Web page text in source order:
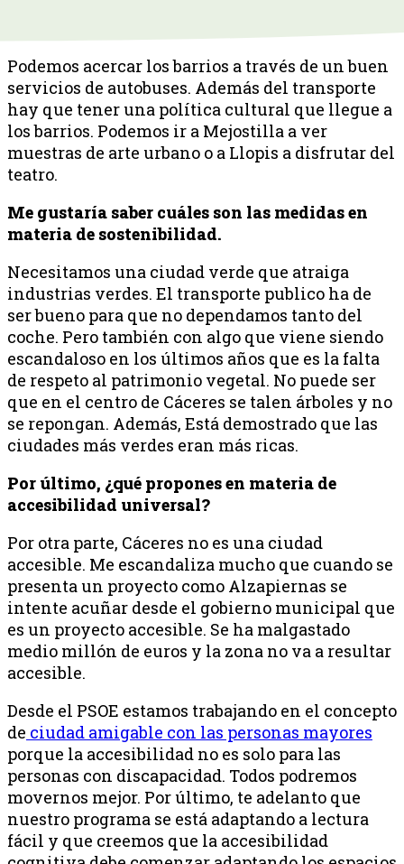
Podemos acercar los barrios a través de un buen
servicios de autobuses. Además del transporte
hay que tener una política cultural que llegue a
los barrios. Podemos ir a Mejostilla a ver
muestras de arte urbano o a Llopis a disfrutar del
teatro.
Me gustaría saber cuáles son las medidas en
materia de sostenibilidad.
Necesitamos una ciudad verde que atraiga
industrias verdes. El transporte publico ha de
ser bueno para que no dependamos tanto del
coche. Pero también con algo que viene siendo
escandaloso en los últimos años que es la falta
de respeto al patrimonio vegetal. No puede ser
que en el centro de Cáceres se talen árboles y no
se repongan. Además, Está demostrado que las
ciudades más verdes eran más ricas.
Por último, ¿qué propones en materia de
accesibilidad universal?
Por otra parte, Cáceres no es una ciudad
accesible. Me escandaliza mucho que cuando se
presenta un proyecto como Alzapiernas se
intente acuñar desde el gobierno municipal que
es un proyecto accesible. Se ha malgastado
medio millón de euros y la zona no va a resultar
accesible.
Desde el PSOE estamos trabajando en el concepto
de ciudad amigable con las personas mayores
porque la accesibilidad no es solo para las
personas con discapacidad. Todos podremos
movernos mejor. Por último, te adelanto que
nuestro programa se está adaptando a lectura
fácil y que creemos que la accesibilidad